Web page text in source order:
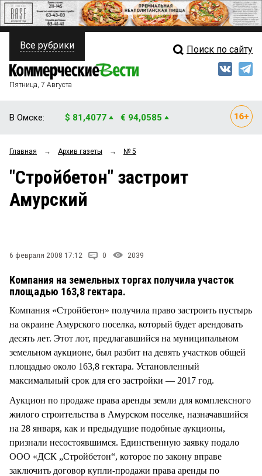
ПОЛИТИКА
ФИНАНСЫ
ОБЩЕСТВО
ЗАКОН
НОВОСТИ КОМПАНИЙ
СТИЛЬ ЖИЗНИ
Свежий выпуск
Рейтинги
Все рубрики Поиск по сайту
Пятница, 7 Августа
В Омске: $ 81,4077 € 94,0585
Главная → Архив газеты → № 5
"Стройбетон" застроит
Амурский
6 февраля 2008 17:12 0 2039
Компания на земельных торгах получила участок
площадью 163,8 гектара.
Компания «Стройбетон» получила право застроить пустырь
на окраине Амурского поселка, который будет арендовать
десять лет. Этот лот, предлагавшийся на муниципальном
земельном аукционе, был разбит на девять участков общей
площадью около 163,8 гектара. Установленный
максимальный срок для его застройки — 2017 год.
Аукцион по продаже права аренды земли для комплексного
жилого строительства в Амурском поселке, назначавшийся
на 28 января, как и предыдущие подобные аукционы,
признали несостоявшимся. Единственную заявку подало
ООО «ДСК „Стройбетон“, которое по закону вправе
заключить договор купли-продажи права аренды по